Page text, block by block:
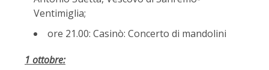
Ventimiglia;
ore 21.00: Casinò: Concerto di mandolini
1 ottobre: